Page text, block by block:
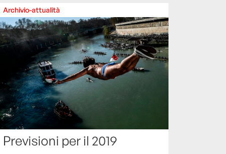
Archivio-attualità
Previsioni per il 2019